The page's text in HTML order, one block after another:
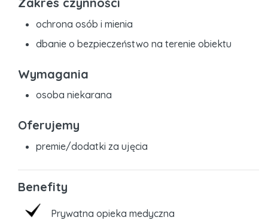
ochrona osób i mienia
dbanie o bezpieczeństwo na terenie obiektu
Wymagania
osoba niekarana
Oferujemy
premie/dodatki za ujęcia
Benefity
Prywatna opieka medyczna